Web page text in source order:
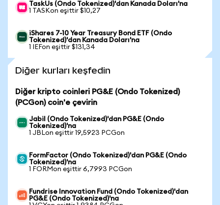
TaskUs (Ondo Tokenized)'dan Kanada Doları'na
1 TASKon eşittir $10,27
iShares 7-10 Year Treasury Bond ETF (Ondo
Tokenized)'dan Kanada Doları'na
1 IEFon eşittir $131,34
Diğer kurları keşfedin
Diğer kripto coinleri PG&E (Ondo Tokenized)
(PCGon) coin'e çevirin
Jabil (Ondo Tokenized)'dan PG&E (Ondo
Tokenized)'na
1 JBLon eşittir 19,5923 PCGon
FormFactor (Ondo Tokenized)'dan PG&E (Ondo
Tokenized)'na
1 FORMon eşittir 6,7993 PCGon
Fundrise Innovation Fund (Ondo Tokenized)'dan
PG&E (Ondo Tokenized)'na